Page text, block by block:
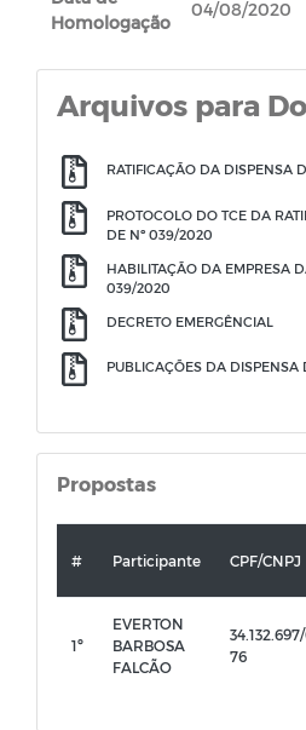
Homologação
04/08/2020
Arquivos para
RATIFICAÇÃO DA DISPENSA
PROTOCOLO DO TCE DA
DE Nº 039/2020
HABILITAÇÃO DA EMPRESA
039/2020
DECRETO EMERGÊNCIAL
PUBLICAÇÕES DA
Propostas
# Participante CPF/CNPJ
1º
EVERTON
BARBOSA
FALCÃO
76